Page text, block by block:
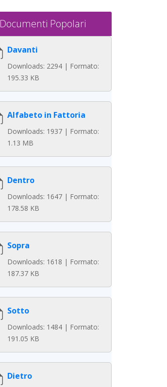
Documenti Popolari
Davanti
Downloads: 2294 | Formato:
195.33 KB
Alfabeto in Fattoria
Downloads: 1937 | Formato:
1.13 MB
Dentro
Downloads: 1647 | Formato:
178.58 KB
Sopra
Downloads: 1618 | Formato:
187.37 KB
Sotto
Downloads: 1484 | Formato:
191.05 KB
Dietro